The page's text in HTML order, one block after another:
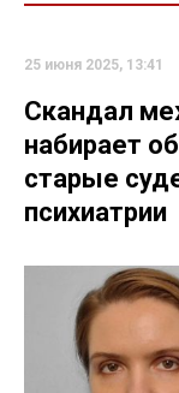
25 июня 2025, 13:41
Скандал
набирает
старые
психиатрии